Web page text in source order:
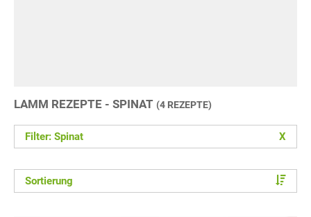
LAMM REZEPTE - SPINAT (4 REZEPTE)
Filter: Spinat X
Sortierung